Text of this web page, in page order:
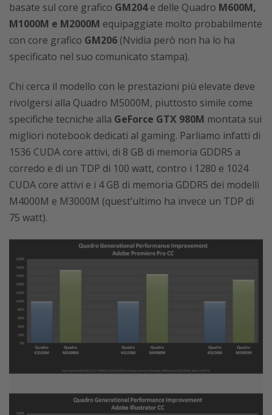
basate sul core grafico GM204e delle Quadro M600M,
M1000M e M2000M equipaggiate molto probabilmente
con core grafico GM206 (Nvidia però non ha lo ha
specificato nel suo comunicato stampa).
Chi cerca il modello con le prestazioni più elevate deve
rivolgersi alla Quadro M5000M, piuttosto simile come
specifiche tecniche alla GeForce GTX 980M montata sui
migliori notebook dedicati al gaming. Parliamo infatti di
1536 CUDA core attivi, di 8 GB di memoria GDDR5 a
corredo e di un TDP di 100 watt, contro i 1280 e 1024
CUDA core attivi e i 4 GB di memoria GDDR5 dei modelli
M4000M e M3000M (quest’ultimo ha invece un TDP di
75 watt).